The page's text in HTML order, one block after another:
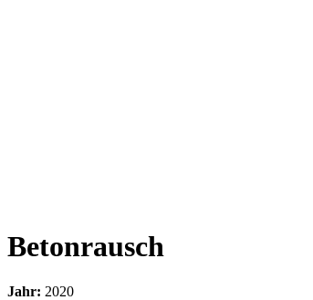
Betonrausch
Jahr: 2020